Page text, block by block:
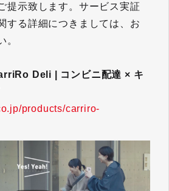
提示致します。サービス実証
する詳細につきましては、お
。
Deli | コンビニ配達 × キ
products/carriro-